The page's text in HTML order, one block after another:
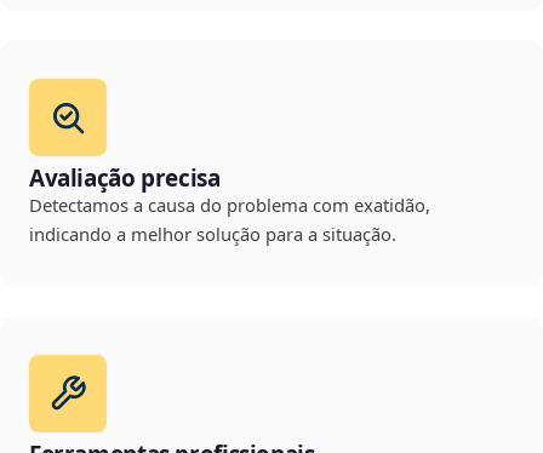
Avaliação precisa
Detectamos a causa do problema com exatidão,
indicando a melhor solução para a situação.